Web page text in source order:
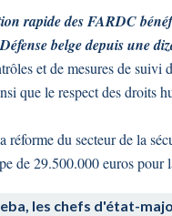
rapide des FARDC
belge depuis une
et de mesures de
que le respect des droits
du secteur de la
de 29.500.000 euros pour
les chefs d'état-